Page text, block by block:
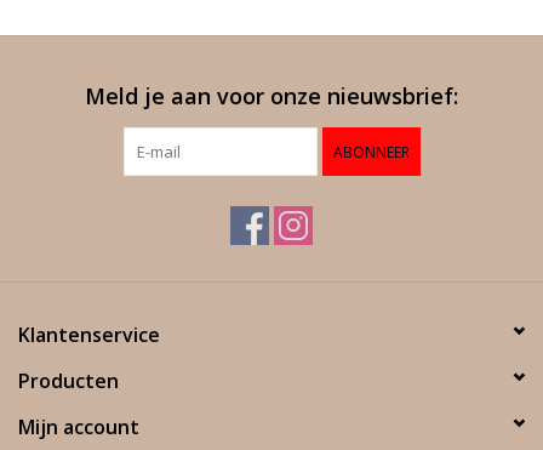
Meld je aan voor onze nieuwsbrief:
ABONNEER
Klantenservice
Producten
Mijn account